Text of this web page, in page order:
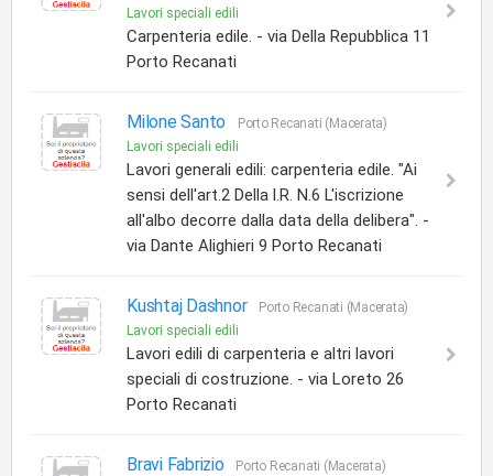
Lavori speciali edili
Carpenteria edile. - via Della Repubblica 11
Porto Recanati
Milone Santo
Porto Recanati (Macerata)
Lavori speciali edili
Lavori generali edili: carpenteria edile. "Ai
sensi dell'art.2 Della l.R. N.6 L'iscrizione
all'albo decorre dalla data della delibera". -
via Dante Alighieri 9 Porto Recanati
Kushtaj Dashnor
Porto Recanati (Macerata)
Lavori speciali edili
Lavori edili di carpenteria e altri lavori
speciali di costruzione. - via Loreto 26
Porto Recanati
Bravi Fabrizio
Porto Recanati (Macerata)